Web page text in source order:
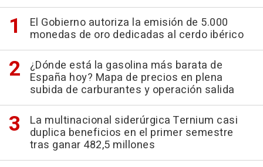
El Gobierno autoriza la emisión de 5.000
monedas de oro dedicadas al cerdo ibérico
¿Dónde está la gasolina más barata de
España hoy? Mapa de precios en plena
subida de carburantes y operación salida
La multinacional siderúrgica Ternium casi
duplica beneficios en el primer semestre
tras ganar 482,5 millones